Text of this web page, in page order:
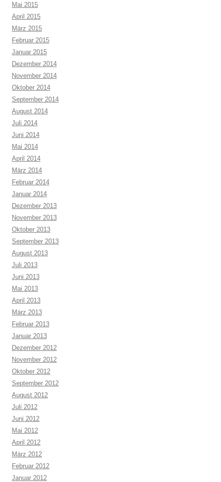
Mai 2015
April 2015
März 2015
Februar 2015
Januar 2015
Dezember 2014
November 2014
Oktober 2014
September 2014
August 2014
Juli 2014
Juni 2014
Mai 2014
April 2014
März 2014
Februar 2014
Januar 2014
Dezember 2013
November 2013
Oktober 2013
September 2013
August 2013
Juli 2013
Juni 2013
Mai 2013
April 2013
März 2013
Februar 2013
Januar 2013
Dezember 2012
November 2012
Oktober 2012
September 2012
August 2012
Juli 2012
Juni 2012
Mai 2012
April 2012
März 2012
Februar 2012
Januar 2012